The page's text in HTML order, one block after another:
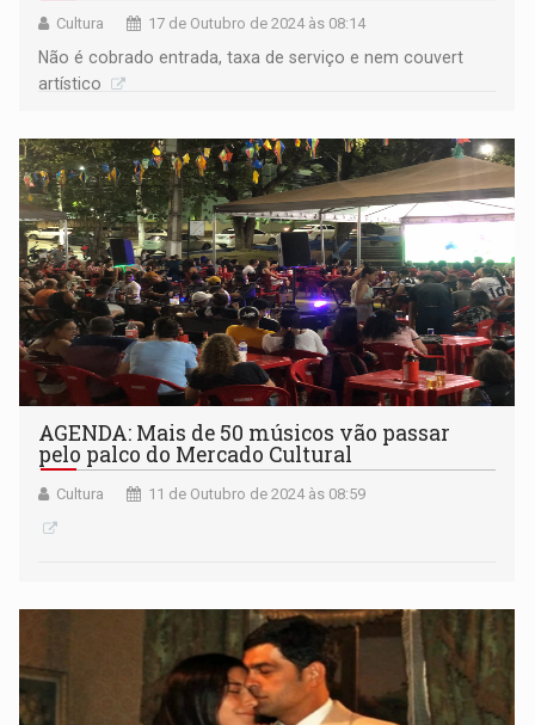
Cultura 17 de Outubro de 2024 às 08:14
Não é cobrado entrada, taxa de serviço e nem couvert
artístico
AGENDA: Mais de 50 músicos vão passar
pelo palco do Mercado Cultural
Cultura 11 de Outubro de 2024 às 08:59